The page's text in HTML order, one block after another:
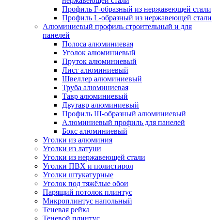
Профиль F-образный из нержавеющей стали
Профиль L-образный из нержавеющей стали
Алюминиевый профиль строительный и для
панелей
Полоса алюминиевая
Уголок алюминиевый
Пруток алюминиевый
Лист алюминиевый
Швеллер алюминиевый
Труба алюминиевая
Тавр алюминиевый
Двутавр алюминиевый
Профиль Ш-образный алюминиевый
Алюминиевый профиль для панелей
Бокс алюминиевый
Уголки из алюминия
Уголки из латуни
Уголки из нержавеющей стали
Уголки ПВХ и полистирол
Уголки штукатурные
Уголок под тяжёлые обои
Парящий потолок плинтус
Микроплинтус напольный
Теневая рейка
Теневой плинтус